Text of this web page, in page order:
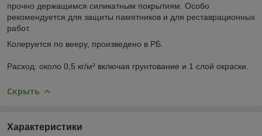
прочно держащимся силикатным покрытиям. Особо
рекомендуется для защиты памятников и для реставрационных
работ.
Колеруется по вееру, произведено в РБ.
Расход: около 0,5 кг/м² включая грунтование и 1 слой окраски.
Скрыть
Характеристики